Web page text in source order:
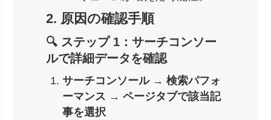
2. 原因の確認手順
🔍 ステップ 1：サーチコンソー
ルで詳細データを確認
サーチコンソール→検索パフォ
ーマンス →ページタブで該当記
事を選択